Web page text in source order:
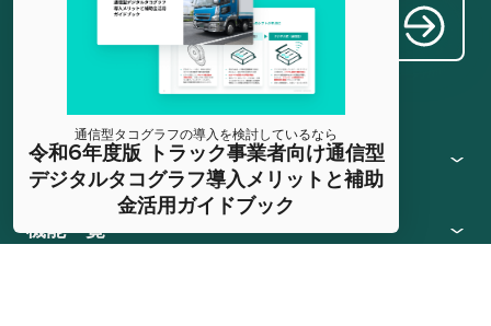
通信型タコグラフの導入を検討しているなら
令和6年度版 トラック事業者向け通信型
デジタルタコグラフ導入メリットと補助
金活用ガイドブック
お問い合わせ
SmartDrive Fleet
機能一覧